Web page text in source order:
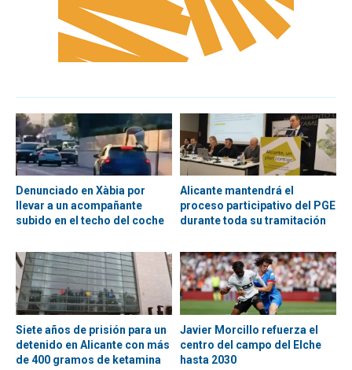
Denunciado en Xàbia por
llevar a un acompañante
subido en el techo del coche
Alicante mantendrá el
proceso participativo del PGE
durante toda su tramitación
Siete años de prisión para un
detenido en Alicante con más
de 400 gramos de ketamina
Javier Morcillo refuerza el
centro del campo del Elche
hasta 2030